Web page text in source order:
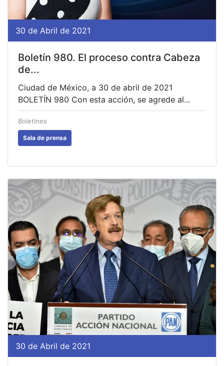
30 de Abril de 2021
Boletín 980. El proceso contra Cabeza
de...
Ciudad de México, a 30 de abril de 2021
BOLETÍN 980 Con esta acción, se agrede al...
Boletines
Sala de prensa
30 de Abril de 2021